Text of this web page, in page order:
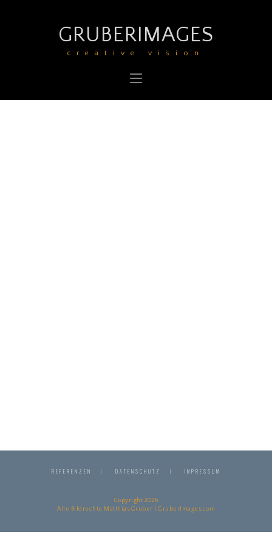
GRUBERIMAGES
creative vision
REFERENZEN DATENSCHUTZ IMPRESSUM
Copyright 2026
Alle Bildrechte Matthias Gruber | GruberImages.com